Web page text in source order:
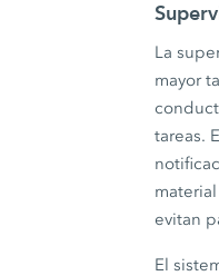
La
mayor
tareas.
evitan
El